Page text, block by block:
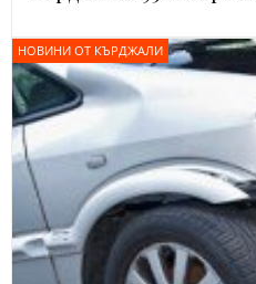
НОВИНИ ОТ КЪРДЖАЛИ